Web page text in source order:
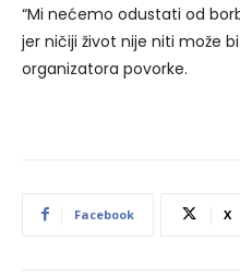
“Mi nećemo odustati od
jer ničiji život nije niti može
organizatora povorke.
Facebook X